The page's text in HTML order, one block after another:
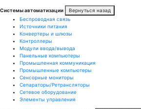
Системы автоматизации
Вернуться назад
Беспроводная связь
Источники питания
Конвертеры и шлюзы
Контроллеры
Модули ввода/вывода
Панельные компьютеры
Промышленная коммуникация
Промышленные компьютеры
Сенсорные мониторы
Сепараторы/Ретрансляторы
Сетевое оборудование
Элементы управления